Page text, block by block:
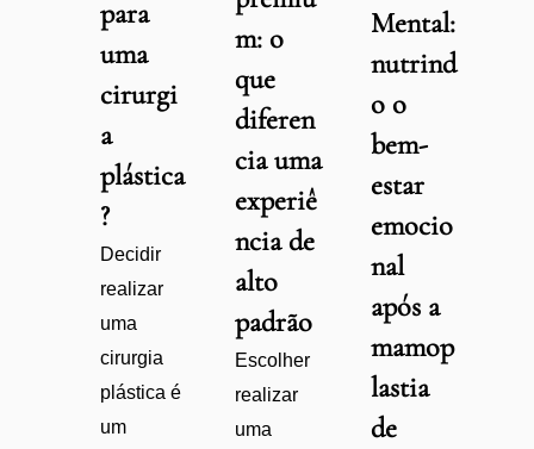
para
uma
cirurgi
a
plástica
?
Decidir
realizar
uma
cirurgia
plástica é
um
m: o
que
diferen
cia uma
experiê
ncia de
alto
padrão
Escolher
realizar
uma
Mental:
nutrind
o o
bem-
estar
emocio
nal
após a
mamop
lastia
de